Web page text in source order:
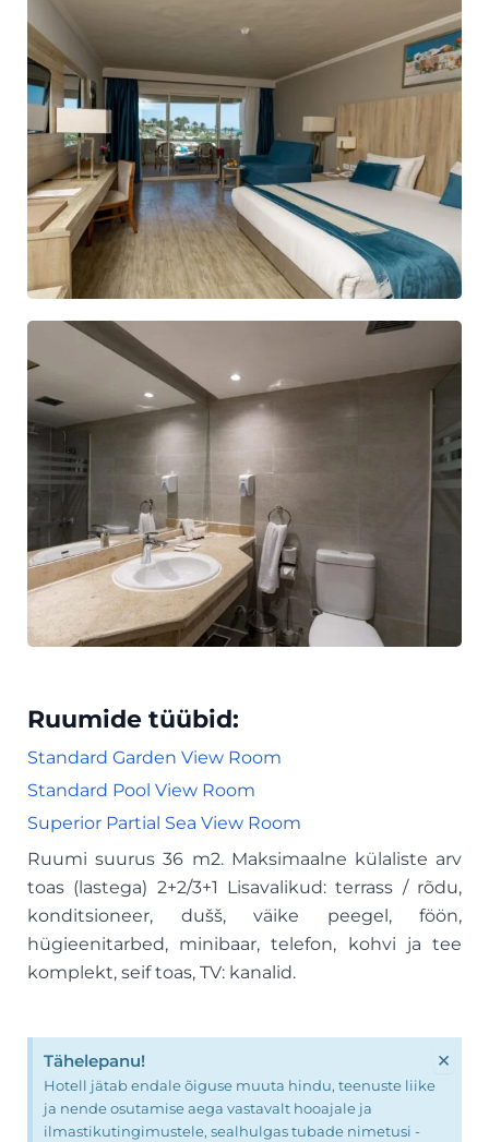
Ruumide tüübid:
Standard Garden View Room
Standard Pool View Room
Superior Partial Sea View Room
Ruumi suurus 36 m2. Maksimaalne külaliste arv
toas (lastega) 2+2/3+1 Lisavalikud: terrass / rõdu,
konditsioneer, dušš, väike peegel, föön,
hügieenitarbed, minibaar, telefon, kohvi ja tee
komplekt, seif toas, TV: kanalid.
Tähelepanu!
Hotell jätab endale õiguse muuta hindu, teenuste liike
ja nende osutamise aega vastavalt hooajale ja
ilmastikutingimustele, sealhulgas tubade nimetusi -
×